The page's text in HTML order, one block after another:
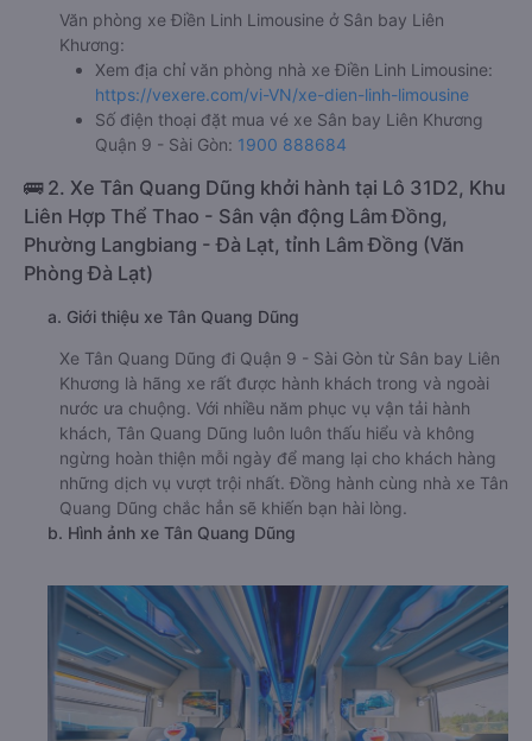
hàng đã trải nghiệm dịch vụ của nhà xe này.
h. Thông tin liên hệ, đặt mua vé xe khách từ Sân bay Liên
Khương đi Quận 9 - Sài Gòn Điền Linh Limousine
Văn phòng xe Điền Linh Limousine ở Sân bay Liên
Khương:
Xem địa chỉ văn phòng nhà xe Điền Linh Limousine:
https://vexere.com/vi-VN/xe-dien-linh-limousine
Số điện thoại đặt mua vé xe Sân bay Liên Khương
Quận 9 - Sài Gòn:1900 888684
🚌 2. Xe Tân Quang Dũng khởi hành tại Lô 31D2, Khu
Phường Langbiang - Đà Lạt, tỉnh Lâm Đồng (Văn
Phòng Đà Lạt)
a. Giới thiệu xe Tân Quang Dũng
Xe Tân Quang Dũng đi Quận 9 - Sài Gòn từ Sân bay Liên
Khương là hãng xe rất được hành khách trong và ngoài
nước ưa chuộng. Với nhiều năm phục vụ vận tải hành
khách, Tân Quang Dũng luôn luôn thấu hiểu và không
ngừng hoàn thiện mỗi ngày để mang lại cho khách hàng
Quang Dũng chắc hẳn sẽ khiến bạn hài lòng.
b. Hình ảnh xe Tân Quang Dũng